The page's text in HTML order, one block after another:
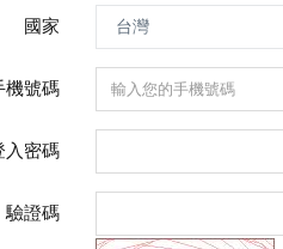
國家
機號碼
入密碼
驗證碼